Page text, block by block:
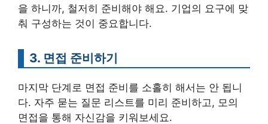
을 하니까, 철저히 준비해야 해요. 기업의 요구에 맞
춰 구성하는 것이 중요합니다.
3. 면접 준비하기
마지막 단계로 면접 준비를 소홀히 해서는 안 됩니
다. 자주 묻는 질문 리스트를 미리 준비하고, 모의
면접을 통해 자신감을 키워보세요.